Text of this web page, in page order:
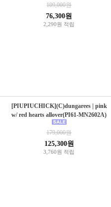
109,000원
76,300원
2,290원 적립
[PIUPIUCHICK](C)dungarees | pink
w/ red hearts allover(PI61-MN2602A)
179,000원
125,300원
3,760원 적립